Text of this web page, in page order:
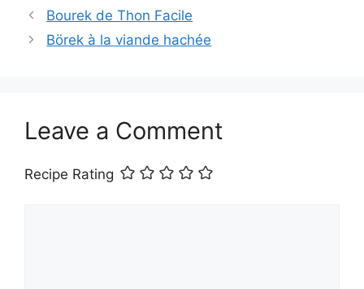
Bourek de Thon Facile
Börek à la viande hachée
Leave a Comment
Recipe Rating